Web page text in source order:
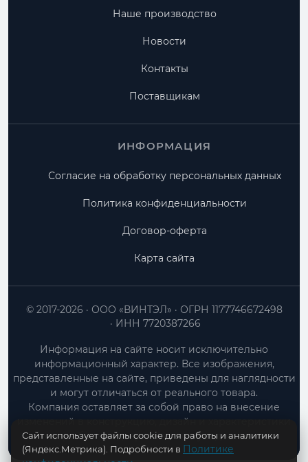
Наше производство
Новости
Контакты
Поставщикам
ИНФОРМАЦИЯ
Согласие на обработку персональных данных
Политика конфиденциальности
Договор-оферта
Карта сайта
ООО «ВИНТЭЛ»
ОГРН 1177746672498
ИНН 7720387266
© 2017-2026
Информация на сайте носит исключительно
информационный характер. Все изображения,
представленные на сайте, приведены для наглядности
и могут отличаться от реального товара.
Компания оставляет за собой право на внесение
изменений в конструкцию, дизайн и характеристики
товара без предварительного уведомления.
Сайт использует файлы cookie для работы и аналитики
(Яндекс.Метрика). Подробности в Политике